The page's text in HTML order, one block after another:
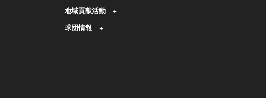
地域貢献活動
球団情報